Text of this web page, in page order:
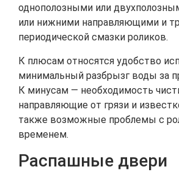
однополозными или
или нижними направляющими и
периодической смазки роликов.
К плюсам относятся удобство
минимальный разбрызг воды за
К минусам — необходимость
направляющие от грязи и
также возможные проблемы с
временем.
Распашные двери